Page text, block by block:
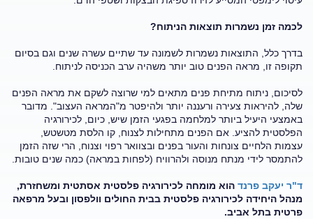
לכמה זמן נשמרות תוצאות הניתוח?
בדרך כלל, התוצאות נשמרות לשמונה עד שתיים עשרה שנים וגם בסיום
תקופה זו, מראה הפנים טוב יותר משהיה ערב הכניסה לניתוח.
לסיכום, ניתוח מתיחת פנים מתאים למי שרוצה לשקם את מראה הפנים
שלה, להיראות צעירה ורעננה יותר ולהיפטר מ"המראה העצוב". מדובר
באמצעי היעיל ביותר למלחמה בפגעי הזמן שיש, כיום, לכירורגיה
הפלסטית להציע. אם הפנים מתחילות לצנוח, קו הלסת מטשטש,
עצמות הלחיים צונחות והעור בפנים ובצוואר רפוי וצנוח, הרי שזה הזמן
להתמסר לידי מנתח מנוסה ולהרוויח (לפחות במראה) כמה שנים טובות.
ד"ר יעקב פרנד הוא מומחה לכירורגיה פלסטית אסתטית ומשחזרת,
מנהל היחידה לכירורגיה פלסטית בבית החולים וולפסון ובעל מרפאה
פרטית בתל אביב.